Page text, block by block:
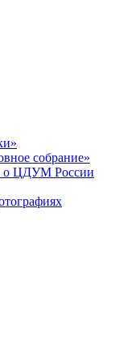
собрание»
о ЦДУМ России